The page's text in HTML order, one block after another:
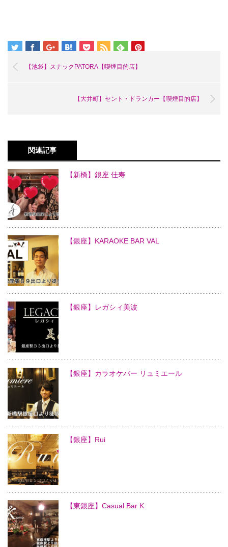
【池袋】スナックPATORA【喫煙目的店】
【大井町】セント・ドランカー【喫煙目的店】
関連記事
【新橋】銀座 佳寿
【銀座】KARAOKE BAR VAL
【銀座】レガシィ美波
【銀座】カラオケバー リュミエール
【銀座】Rui
【東銀座】Casual Bar K